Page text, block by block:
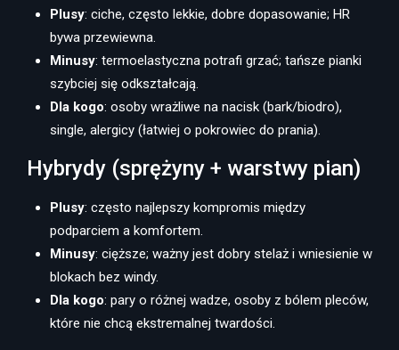
Plusy: ciche, często lekkie, dobre dopasowanie; HR
bywa przewiewna.
Minusy: termoelastyczna potrafi grzać; tańsze pianki
szybciej się odkształcają.
Dla kogo: osoby wrażliwe na nacisk (bark/biodro),
single, alergicy (łatwiej o pokrowiec do prania).
Hybrydy (sprężyny + warstwy pian)
Plusy: często najlepszy kompromis między
podparciem a komfortem.
Minusy: cięższe; ważny jest dobry stelaż i wniesienie w
blokach bez windy.
Dla kogo: pary o różnej wadze, osoby z bólem pleców,
które nie chcą ekstremalnej twardości.